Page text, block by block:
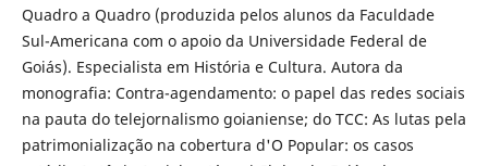
Quadro a Quadro (produzida pelos alunos da Faculdade
Sul-Americana com o apoio da Universidade Federal de
Goiás). Especialista em História e Cultura. Autora da
monografia: Contra-agendamento: o papel das redes sociais
na pauta do telejornalismo goianiense; do TCC: As lutas pela
patrimonialização na cobertura d'O Popular: os casos